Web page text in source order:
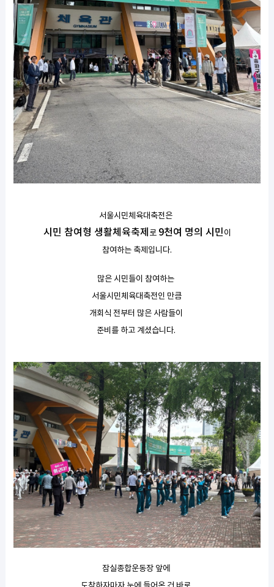
서울시민체육대축전은
시민 참여형 생활체육축제 로 9천여 명의 시민이
참여하는 축제입니다.
많은 시민들이 참여하는
서울시민체육대축전인 만큼
개회식 전부터 많은 사람들이
준비를 하고 계셨습니다.
잠실종합운동장 앞에